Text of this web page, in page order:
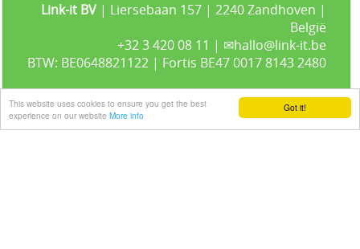
Got it!
This website uses cookies to ensure you get the best
experience on our website More info
Link-it BV | Liersebaan 157 | 2240 Zandhoven |
België
+32 3 420 08 11 | ✉hallo@link-it.be
BTW: BE0648821122 | Fortis BE47 0017 8143 2480